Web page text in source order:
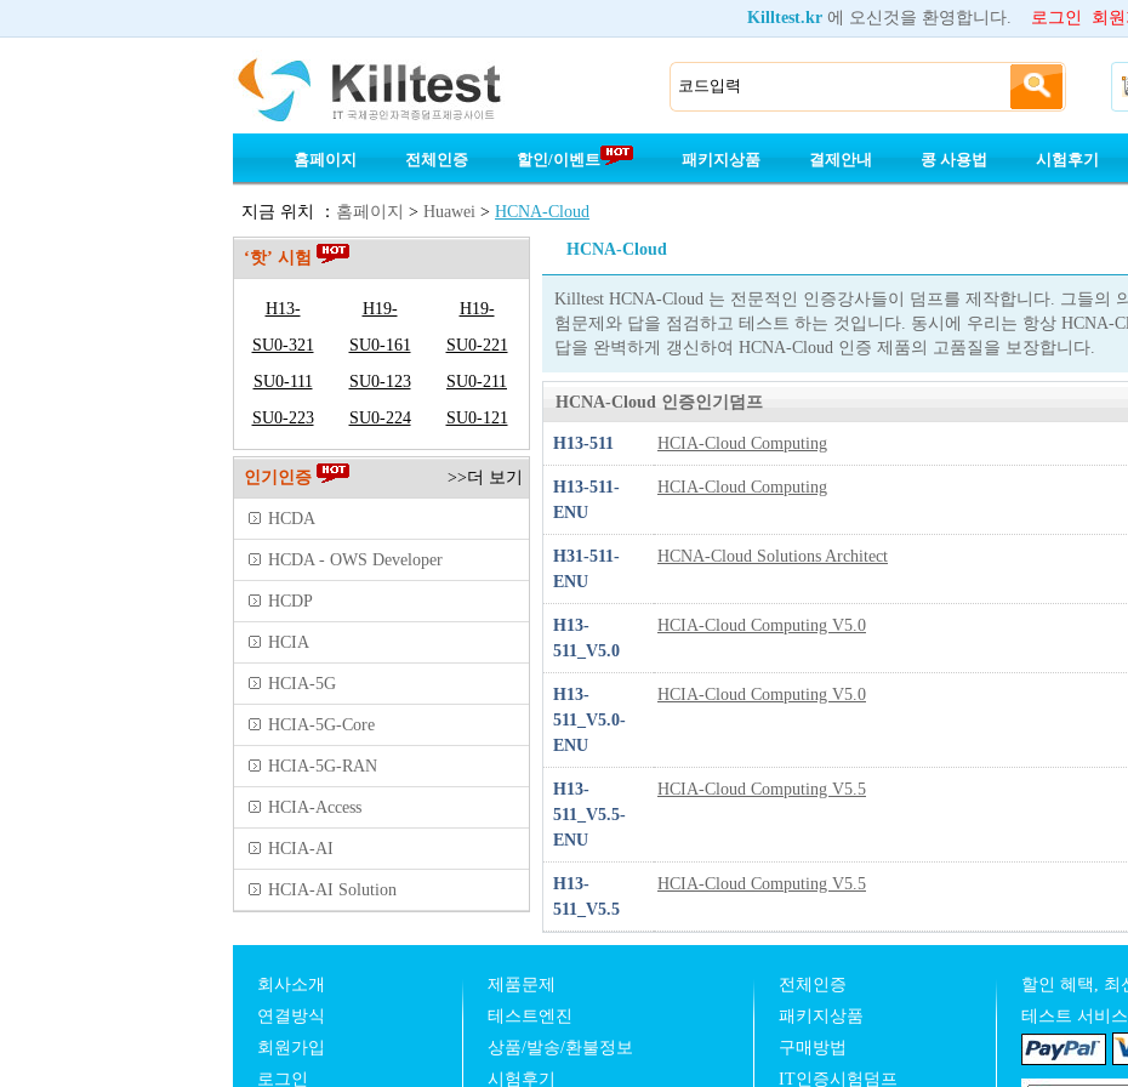
Killtest.kr 에 오신것을 환영합니다. 로그인 회
홈페이지 전체인증 할인/이벤트 패키지상품 결제안내 콩 사용법 시험후기
지금 위치 ： 홈페이지 > Huawei > HCNA-Cloud
‘핫’ 시험
H13-
611_V5.0
H19-
308_V4.0
H19-
338_V3.0
SU0-321 SU0-161
SU0-221
SU0-111
SU0-123
SU0-211
SU0-223
SU0-224 SU0-121
>>더 보기
인기인증
HCDA
HCDA - OWS Developer
HCDP
HCIA
HCIA-5G
HCIA-5G-Core
HCIA-5G-RAN
HCIA-Access
HCIA-AI
HCIA-AI Solution
HCNA-Cloud
Killtest HCNA-Cloud 는 전문적인 인증강사들이 덤프를 제작합니다. 그들의
험문제와 답을 점검하고 테스트 하는 것입니다. 동시에 우리는 항상 HCNA-
답을 완벽하게 갱신하여 HCNA-Cloud 인증 제품의 고품질을 보장합니다.
HCNA-Cloud 인증인기덤프
H13-511 HCIA-Cloud Computing
H13-511-
ENU
HCIA-Cloud Computing
H31-511-
ENU
HCNA-Cloud Solutions Architect
H13-
511_V5.0
HCIA-Cloud Computing V5.0
H13-
511_V5.0-
ENU
HCIA-Cloud Computing V5.0
H13-
511_V5.5-
ENU
HCIA-Cloud Computing V5.5
H13-
511_V5.5
HCIA-Cloud Computing V5.5
회사소개
연결방식
회원가입
로그인
제품문제
테스트엔진
상품/발송/환불정보
시험후기
전체인증
패키지상품
구매방법
IT인증시험덤프
할인 혜택, 최
테스트 서비